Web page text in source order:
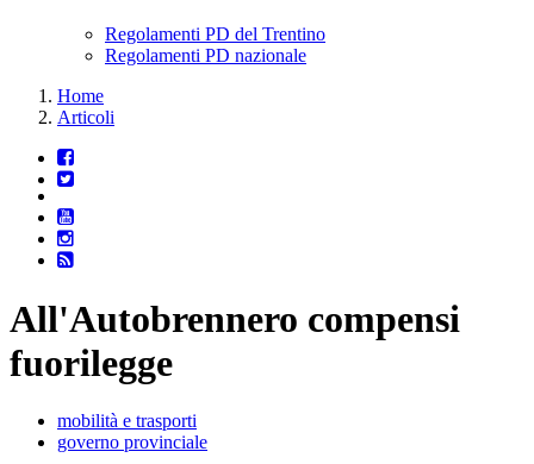
Regolamenti PD del Trentino
Regolamenti PD nazionale
Home
Articoli
All'Autobrennero compensi
fuorilegge
mobilità e trasporti
governo provinciale